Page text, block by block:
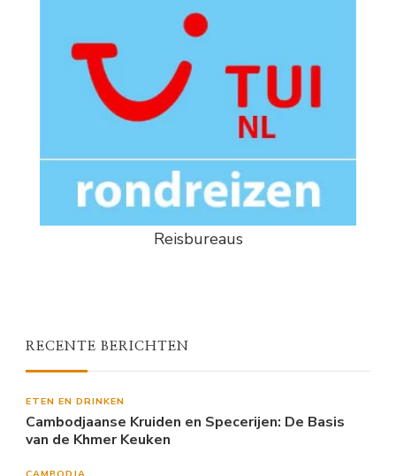
Reisbureaus
RECENTE BERICHTEN
ETEN EN DRINKEN
Cambodjaanse Kruiden en Specerijen: De Basis
van de Khmer Keuken